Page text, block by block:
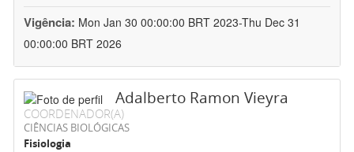
Vigência: Mon Jan 30 00:00:00 BRT 2023-Thu Dec 31
00:00:00 BRT 2026
Adalberto Ramon Vieyra
COORDENADOR(A)
CIÊNCIAS BIOLÓGICAS
Fisiologia